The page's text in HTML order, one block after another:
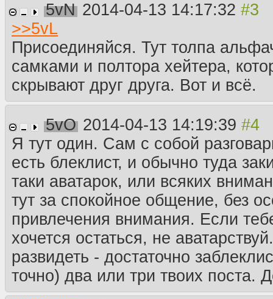
5vN 2014-04-13 14:17:32
>>5vL
Присоединяйся. Тут толпа
самками и полтора хейтера,
скрывают друг друга. Вот и всё.
5vO 2014-04-13 14:19:39
Я тут один. Сам с собой
есть блеклист, и обычно туда
таки аватарок, или всяких
тут за спокойное общение, без
привлечения внимания. Если
хочется остаться, не
развидеть - достаточно
точно) два или три твоих поста.